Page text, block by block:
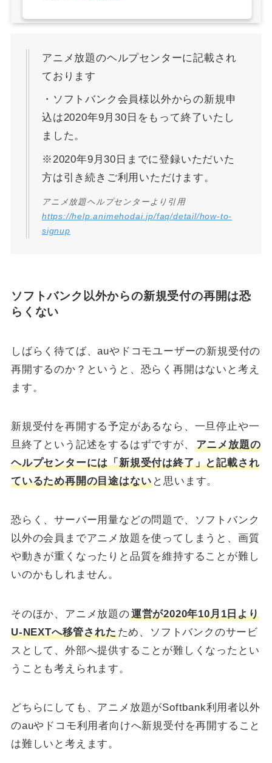
アニメ放題のヘルプセンターに記載され
ております
・ソフトバンク会員様以外からの新規申
込は2020年9月30日をもって終了いたし
ました。
※2020年9月30日までに登録いただいた
方は引き続きご利用いただけます。
アニメ放題ヘルプセンターより引用
https://help.animehodai.jp/faq/detail/how-to-
signup
ソフトバンク以外からの新規受付の再開は恐
らくない
しばらく待てば、auやドコモユーザーの新規受付の
再開するのか？というと、恐らく再開はないと考え
ます。
新規受付を再開する予定があるなら、一旦停止や一
旦終了という記述をするはずですが、
アニメ放題の
ヘルプセンターには「新規受付は終了」と記載され
ているため再開の目途はない と思います。
恐らく、サーバー用量などの問題で、ソフトバンク
以外の会員までアニメ放題を使ってしまうと、画質
や動きが重くなったりと品質を維持することが難し
いのかもしれません。
そのほか、アニメ放題の運営が2020年10月1日より
U-NEXTへ移管されたため、ソフトバンクのサービ
スとして、外部へ提供することが難しくなったとい
うことも考えられます。
どちらにしても、アニメ放題がSoftbank利用者以外
のauやドコモ利用者向けへ新規受付を再開すること
は難しいと考えます。